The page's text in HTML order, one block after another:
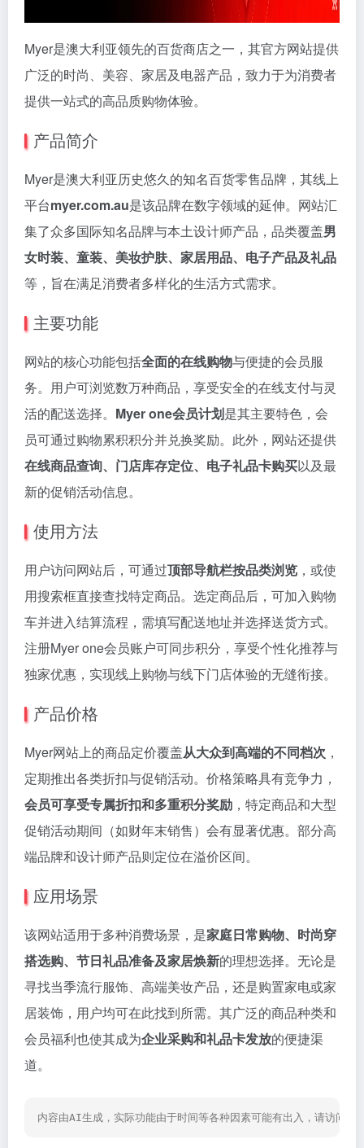
Myer是澳大利亚领先的百货商店之一，其官方网站提供
广泛的时尚、美容、家居及电器产品，致力于为消费者
提供一站式的高品质购物体验。
产品简介
Myer是澳大利亚历史悠久的知名百货零售品牌，其线上
平台myer.com.au是该品牌在数字领域的延伸。网站汇
集了众多国际知名品牌与本土设计师产品，品类覆盖男
女时装、童装、美妆护肤、家居用品、电子产品及礼品
等，旨在满足消费者多样化的生活方式需求。
主要功能
网站的核心功能包括全面的在线购物与便捷的会员服
务。用户可浏览数万种商品，享受安全的在线支付与灵
活的配送选择。 Myer one会员计划是其主要特色，会
员可通过购物累积积分并兑换奖励。此外，网站还提供
在线商品查询、门店库存定位、电子礼品卡购买以及最
新的促销活动信息。
使用方法
用户访问网站后，可通过顶部导航栏按品类浏览 ，或使
用搜索框直接查找特定商品。选定商品后，可加入购物
车并进入结算流程，需填写配送地址并选择送货方式。
注册Myer one会员账户可同步积分，享受个性化推荐与
独家优惠，实现线上购物与线下门店体验的无缝衔接。
产品价格
Myer网站上的商品定价覆盖从大众到高端的不同档次 ，
定期推出各类折扣与促销活动。价格策略具有竞争力，
会员可享受专属折扣和多重积分奖励 ，特定商品和大型
促销活动期间（如财年末销售）会有显著优惠。部分高
端品牌和设计师产品则定位在溢价区间。
应用场景
该网站适用于多种消费场景，是家庭日常购物、时尚穿
搭选购、节日礼品准备及家居焕新的理想选择。无论是
寻找当季流行服饰、高端美妆产品，还是购置家电或家
居装饰，用户均可在此找到所需。其广泛的商品种类和
会员福利也使其成为企业采购和礼品卡发放的便捷渠
道。
内容由AI生成，实际功能由于时间等各种因素可能有出入，请访问网